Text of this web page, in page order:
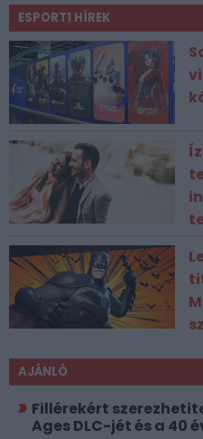
ESPORT1 HÍREK
AJÁNLÓ
Fillérekért
Ages DLC-jét és a 40